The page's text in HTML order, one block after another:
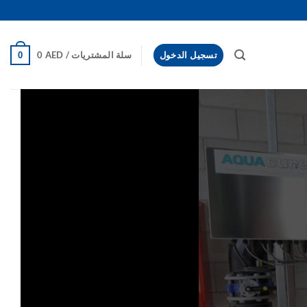
تسجيل الدخول سلة المشتريات / 0 AED
0